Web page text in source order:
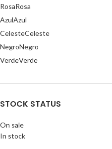
RosaRosa
AzulAzul
CelesteCeleste
NegroNegro
VerdeVerde
STOCK STATUS
On sale
In stock